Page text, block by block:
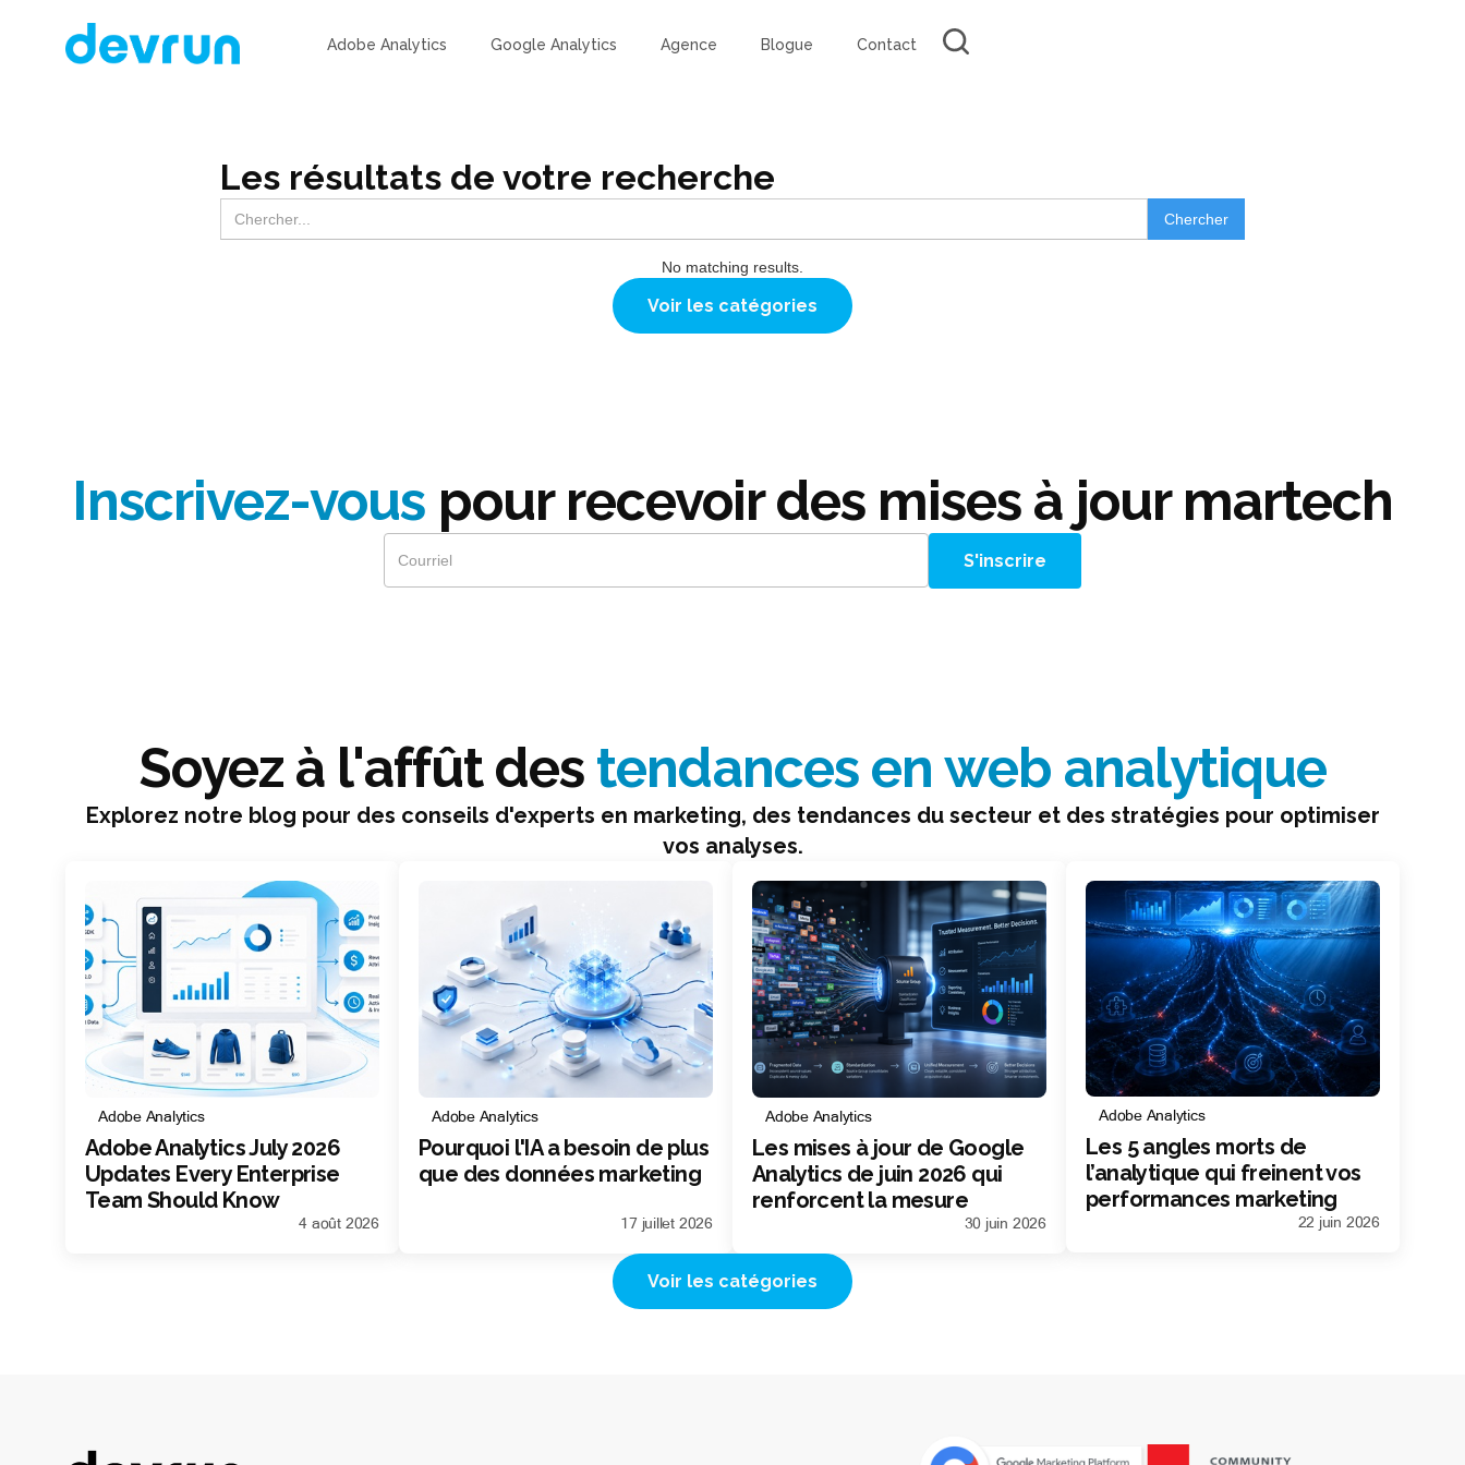
Adobe Analytics Google Analytics Agence Blogue Contact
Les résultats de votre recherche
No matching results.
Voir les catégories
Inscrivez-vous pour recevoir des mises à jour martech
Soyez à l'affût des tendances en web analytique
Explorez notre blog pour des conseils d'experts en marketing, des tendances du secteur et des stratégies pour optimiser
vos analyses.
Adobe Analytics
Adobe Analytics July 2026
Updates Every Enterprise
Team Should Know
4 août 2026
Adobe Analytics
Pourquoi l'IA a besoin de plus
que des données marketing
17 juillet 2026
Adobe Analytics
Les mises à jour de Google
Analytics de juin 2026 qui
renforcent la mesure
30 juin 2026
Adobe Analytics
Les 5 angles morts de
l’analytique qui freinent vos
performances marketing
22 juin 2026
Voir les catégories